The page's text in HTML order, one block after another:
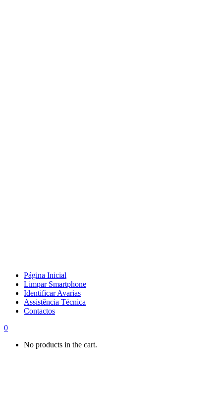
Página Inicial
Limpar Smartphone
Identificar Avarias
Assistência Técnica
Contactos
0
No products in the cart.